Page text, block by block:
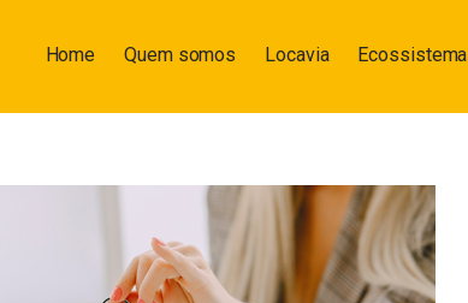
Home Quem somos Locavia Ecossistema